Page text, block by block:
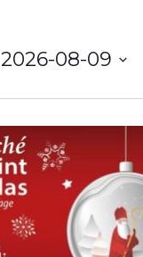
2026-08-09